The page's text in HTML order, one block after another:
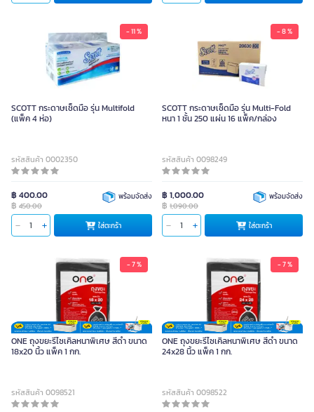
- 11 %
SCOTT กระดาษเช็ดมือ รุ่น Multifold
(แพ็ค 4 ห่อ)
รหัสสินค้า 0002350
฿ 400.00
฿ 450.00
พร้อมจัดส่ง
ใส่ตะกร้า
- 8 %
SCOTT กระดาษเช็ดมือ รุ่น Multi-Fold
หนา 1 ชั้น 250 แผ่น 16 แพ็ค/กล่อง
รหัสสินค้า 0098249
฿ 1,000.00
฿ 1,090.00
พร้อมจัดส่ง
ใส่ตะกร้า
- 7 %
ONE ถุงขยะรีไซเคิลหนาพิเศษ สีดำ ขนาด
18x20 นิ้ว แพ็ค 1 กก.
รหัสสินค้า 0098521
- 7 %
ONE ถุงขยะรีไซเคิลหนาพิเศษ สีดำ ขนาด
24x28 นิ้ว แพ็ค 1 กก.
รหัสสินค้า 0098522